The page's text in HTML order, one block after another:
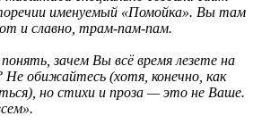
именуемый «Помойка». Вы там
и славно, трам-пам-пам.
зачем Вы всё время лезете на
обижайтесь (хотя, конечно, как
но стихи и проза — это не Ваше.